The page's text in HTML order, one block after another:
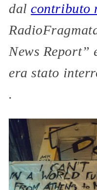
dalcontributo
News Report”
era stato
.